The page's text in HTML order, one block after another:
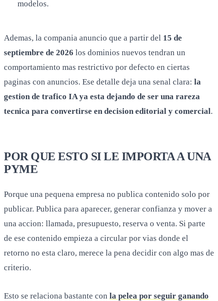
modelos.
Ademas, la compania anuncio que a partir del 15 de
septiembre de 2026 los dominios nuevos tendran un
comportamiento mas restrictivo por defecto en ciertas
paginas con anuncios. Ese detalle deja una senal clara: la
gestion de trafico IA ya esta dejando de ser una rareza
tecnica para convertirse en decision editorial y comercial.
POR QUE ESTO SI LE IMPORTA A UNA
PYME
Porque una pequena empresa no publica contenido solo por
publicar. Publica para aparecer, generar confianza y mover a
una accion: llamada, presupuesto, reserva o venta. Si parte
de ese contenido empieza a circular por vias donde el
retorno no esta claro, merece la pena decidir con algo mas de
criterio.
Esto se relaciona bastante con la pelea por seguir ganando